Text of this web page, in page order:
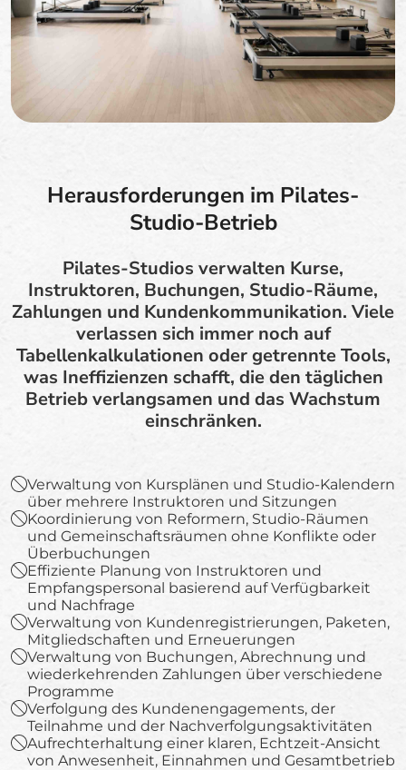
Herausforderungen im Pilates-
Studio-Betrieb
Pilates-Studios verwalten Kurse,
Instruktoren, Buchungen, Studio-Räume,
Zahlungen und Kundenkommunikation. Viele
verlassen sich immer noch auf
Tabellenkalkulationen oder getrennte Tools,
was Ineffizienzen schafft, die den täglichen
Betrieb verlangsamen und das Wachstum
einschränken.
Verwaltung von Kursplänen und Studio-Kalendern
über mehrere Instruktoren und Sitzungen
Koordinierung von Reformern, Studio-Räumen
und Gemeinschaftsräumen ohne Konflikte oder
Überbuchungen
Effiziente Planung von Instruktoren und
Empfangspersonal basierend auf Verfügbarkeit
und Nachfrage
Verwaltung von Kundenregistrierungen, Paketen,
Mitgliedschaften und Erneuerungen
Verwaltung von Buchungen, Abrechnung und
wiederkehrenden Zahlungen über verschiedene
Programme
Verfolgung des Kundenengagements, der
Teilnahme und der Nachverfolgungsaktivitäten
Aufrechterhaltung einer klaren, Echtzeit-Ansicht
von Anwesenheit, Einnahmen und Gesamtbetrieb